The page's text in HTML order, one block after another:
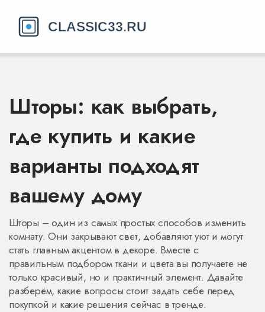
Шторы: как выбрать,
где купить и какие
варианты подходят
вашему дому
Шторы – один из самых простых способов изменить
комнату. Они закрывают свет, добавляют уют и могут
стать главным акцентом в декоре. Вместе с
правильным подбором ткани и цвета вы получаете не
только красивый, но и практичный элемент. Давайте
разберём, какие вопросы стоит задать себе перед
покупкой и какие решения сейчас в тренде.